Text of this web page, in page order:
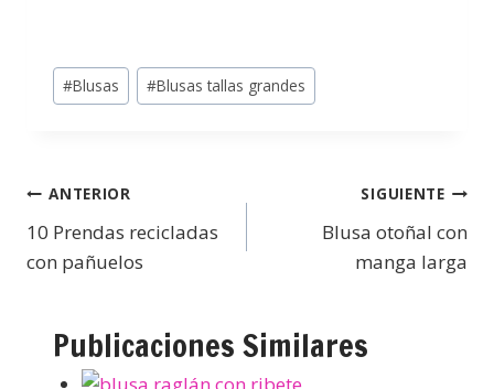
#Blusas #Blusas tallas grandes
ANTERIOR
10 Prendas recicladas
con pañuelos
SIGUIENTE
Blusa otoñal con
manga larga
Publicaciones Similares